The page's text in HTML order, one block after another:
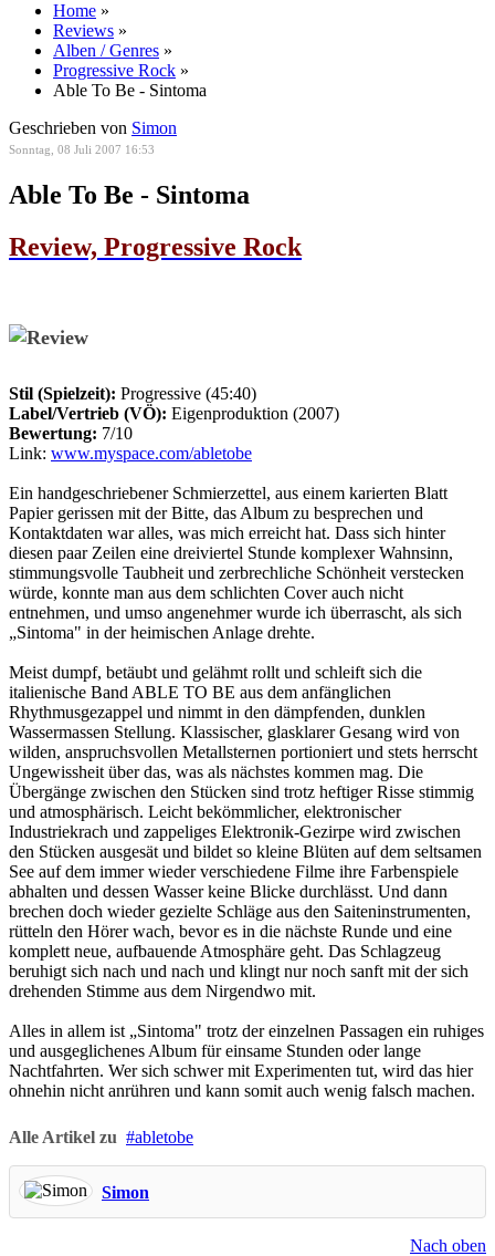
Home »
Reviews »
Alben / Genres »
Progressive Rock »
Able To Be - Sintoma
Geschrieben von Simon
Sonntag, 08 Juli 2007 16:53
Able To Be - Sintoma
Review, Progressive Rock
Stil (Spielzeit): Progressive (45:40)
Label/Vertrieb (VÖ): Eigenproduktion (2007)
Bewertung: 7/10
Link: www.myspace.com/abletobe
Ein handgeschriebener Schmierzettel, aus einem karierten Blatt
Papier gerissen mit der Bitte, das Album zu besprechen und
Kontaktdaten war alles, was mich erreicht hat. Dass sich hinter
diesen paar Zeilen eine dreiviertel Stunde komplexer Wahnsinn,
stimmungsvolle Taubheit und zerbrechliche Schönheit verstecken
würde, konnte man aus dem schlichten Cover auch nicht
entnehmen, und umso angenehmer wurde ich überrascht, als sich
„Sintoma" in der heimischen Anlage drehte.
Meist dumpf, betäubt und gelähmt rollt und schleift sich die
italienische Band ABLE TO BE aus dem anfänglichen
Rhythmusgezappel und nimmt in den dämpfenden, dunklen
Wassermassen Stellung. Klassischer, glasklarer Gesang wird von
wilden, anspruchsvollen Metallsternen portioniert und stets herrscht
Ungewissheit über das, was als nächstes kommen mag. Die
Übergänge zwischen den Stücken sind trotz heftiger Risse stimmig
und atmosphärisch. Leicht bekömmlicher, elektronischer
Industriekrach und zappeliges Elektronik-Gezirpe wird zwischen
den Stücken ausgesät und bildet so kleine Blüten auf dem seltsamen
See auf dem immer wieder verschiedene Filme ihre Farbenspiele
abhalten und dessen Wasser keine Blicke durchlässt. Und dann
brechen doch wieder gezielte Schläge aus den Saiteninstrumenten,
rütteln den Hörer wach, bevor es in die nächste Runde und eine
komplett neue, aufbauende Atmosphäre geht. Das Schlagzeug
beruhigt sich nach und nach und klingt nur noch sanft mit der sich
drehenden Stimme aus dem Nirgendwo mit.
Alles in allem ist „Sintoma" trotz der einzelnen Passagen ein ruhiges
und ausgeglichenes Album für einsame Stunden oder lange
Nachtfahrten. Wer sich schwer mit Experimenten tut, wird das hier
ohnehin nicht anrühren und kann somit auch wenig falsch machen.
Alle Artikel zu abletobe
Simon
Nach oben